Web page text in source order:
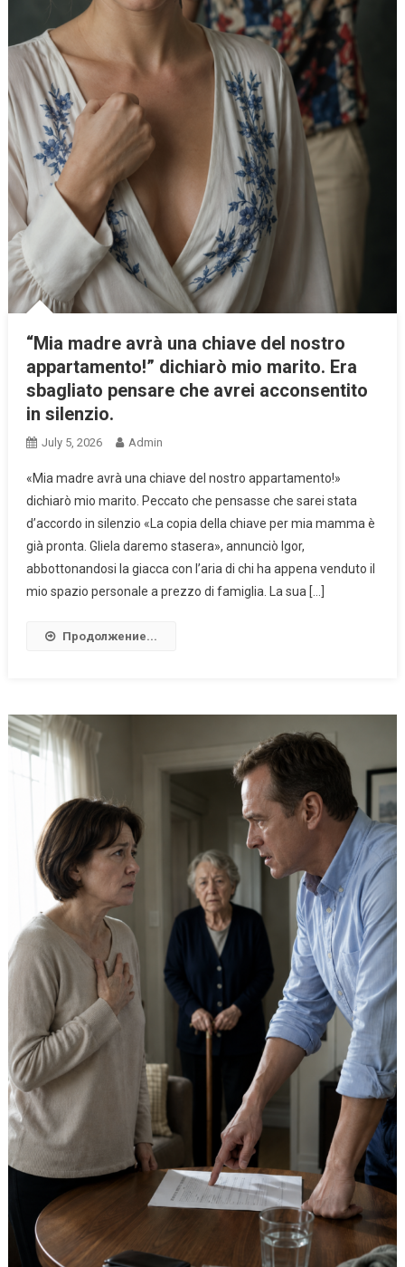
“Mia madre avrà una chiave del nostro
appartamento!” dichiarò mio marito. Era
sbagliato pensare che avrei acconsentito
in silenzio.
July 5, 2026 Admin
«Mia madre avrà una chiave del nostro appartamento!»
dichiarò mio marito. Peccato che pensasse che sarei stata
d’accordo in silenzio «La copia della chiave per mia mamma è
già pronta. Gliela daremo stasera», annunciò Igor,
abbottonandosi la giacca con l’aria di chi ha appena venduto il
mio spazio personale a prezzo di famiglia. La sua […]
Продолжение...